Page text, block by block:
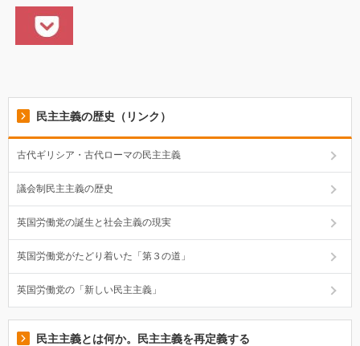
民主主義の歴史（リンク）
古代ギリシア・古代ローマの民主主義
議会制民主主義の歴史
英国労働党の誕生と社会主義の現実
英国労働党がたどり着いた「第３の道」
英国労働党の「新しい民主主義」
民主主義とは何か。民主主義を再定義する